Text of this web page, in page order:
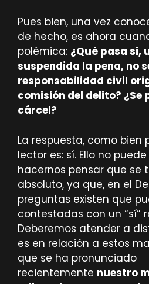
Pues bien, una vez
de hecho, es ahora
polémica: ¿Qué pasa si,
suspendida la pena, no
responsabilidad civil
comisión del delito? ¿Se
cárcel?
La respuesta, como bien
lector es: sí. Ello no
hacernos pensar que se
absoluto, ya que, en el
preguntas existen que
contestadas con un “sí”
Deberemos atender a
es en relación a estos
que se ha pronunciado
recientemente nuestro